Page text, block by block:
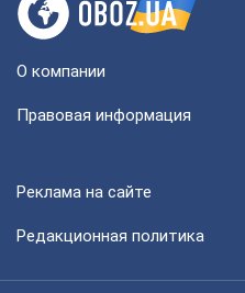
О компании
Правовая информация
Реклама на сайте
Редакционная политика